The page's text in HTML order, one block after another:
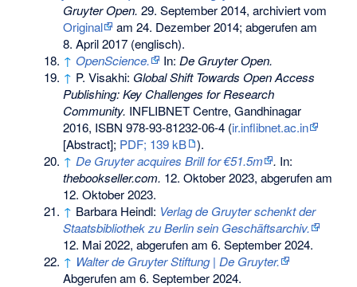
Gruyter Open. 29. September 2014, archiviert vom
Original
am24. Dezember 2014; abgerufen am
8. April 2017 (englisch).
↑ OpenScience. In:De Gruyter Open.
↑ P. Visakhi: Global Shift Towards Open Access
Publishing: Key Challenges for Research
Community. INFLIBNET Centre, Gandhinagar
2016, ISBN 978-93-81232-06-4 (ir.inflibnet.ac.in
[Abstract]; PDF; 139 kB
).
↑ De Gruyter acquires Brill for €51.5m . In:
thebookseller.com. 12. Oktober 2023, abgerufen am
12. Oktober 2023.
↑ Barbara Heindl: Verlag de Gruyter schenkt der
Staatsbibliothek zu Berlin sein Geschäftsarchiv.
12. Mai 2022, abgerufen am 6. September 2024.
↑ Walter de Gruyter Stiftung | De Gruyter.
Abgerufen am 6. September 2024.